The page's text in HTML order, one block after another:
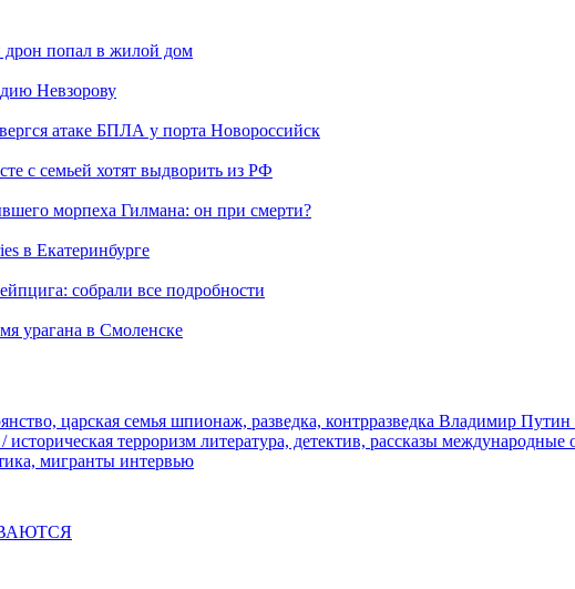
попал в жилой дом
Невзорову
атаке БПЛА у порта Новороссийск
с семьей хотят выдворить из РФ
морпеха Гилмана: он при смерти?
в Екатеринбурге
собрали все подробности
урагана в Смоленске
царская семья шпионаж, разведка, контрразведка Владимир Путин
историческая терроризм литература, детектив, рассказы международные
мигранты интервью